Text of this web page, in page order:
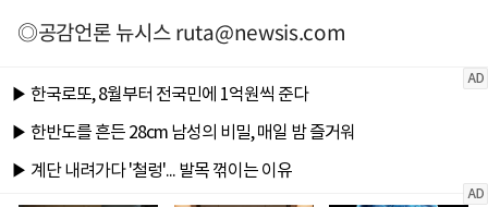
◎공감언론 뉴시스ruta@newsis.com